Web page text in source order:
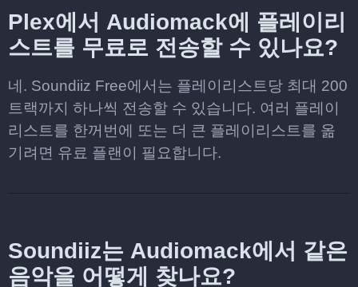
Plex에서 Audiomack에 플레이리
스트를 무료로 전송할 수 있나요?
네. Soundiiz Free에서는 플레이리스트당 최대 200
트랙까지 하나씩 전송할 수 있습니다. 여러 플레이
리스트를 한꺼번에 또는 더 큰 플레이리스트를 옮
기려면 유료 플랜이 필요합니다.
Soundiiz는 Audiomack에서 같은
음악을 어떻게 찾나요?